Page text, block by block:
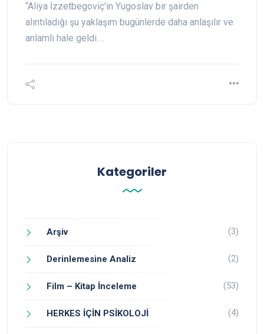
“Aliya İzzetbegoviç'in Yugoslav bir şairden
alıntıladığı şu yaklaşım bugünlerde daha anlaşılır ve
anlamlı hale geldi.…
Kategoriler
Arşiv (3)
Derinlemesine Analiz (2)
Film – Kitap İnceleme (53)
HERKES İÇİN PSİKOLOJİ (4)